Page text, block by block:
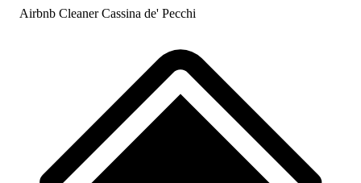
Airbnb Cleaner Cassina de' Pecchi